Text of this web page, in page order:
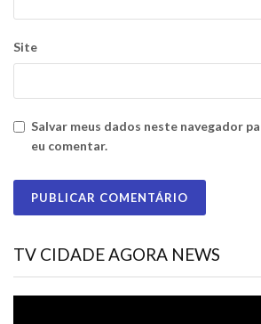
Site
Salvar meus dados neste navegador
eu comentar.
TV CIDADE AGORA NEWS